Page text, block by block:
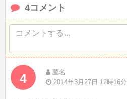
4コメント
4
匿名
2014年3月27日 12時16分